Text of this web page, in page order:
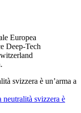
svizzera è un’arma a
svizzera è